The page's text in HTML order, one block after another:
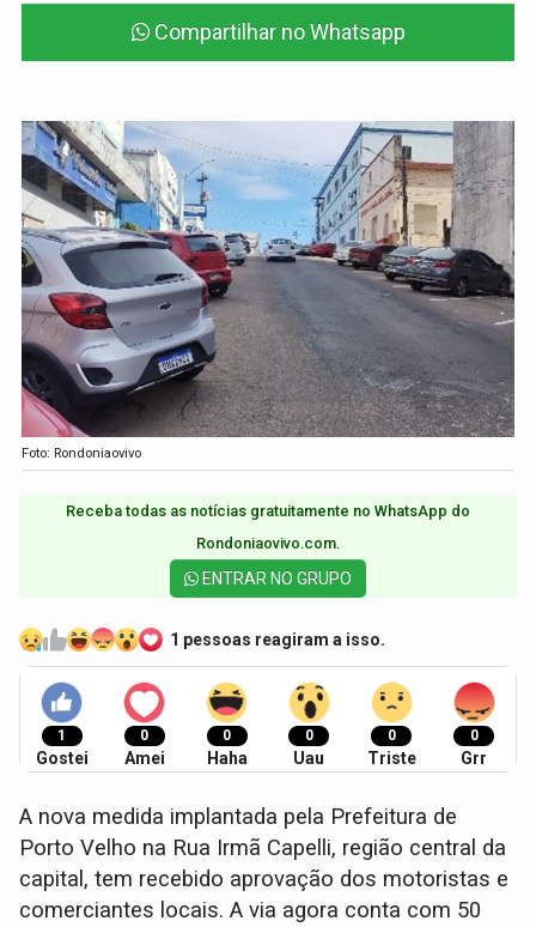
Compartilhar no Whatsapp
Foto: Rondoniaovivo
Receba todas as notícias gratuitamente no WhatsApp do
Rondoniaovivo.com.​
ENTRAR NO GRUPO
1 pessoas reagiram a isso.
1
Gostei
0
Amei
0
Haha
0
Uau
0
Triste
0
Grr
A nova medida implantada pela Prefeitura de
Porto Velho na Rua Irmã Capelli, região central da
capital, tem recebido aprovação dos motoristas e
comerciantes locais. A via agora conta com 50